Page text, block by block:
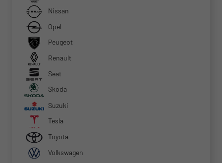
Nissan
Opel
Peugeot
Renault
Seat
Skoda
Suzuki
Tesla
Toyota
Volkswagen